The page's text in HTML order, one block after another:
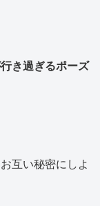
き過ぎるポーズ
互い秘密にしよ